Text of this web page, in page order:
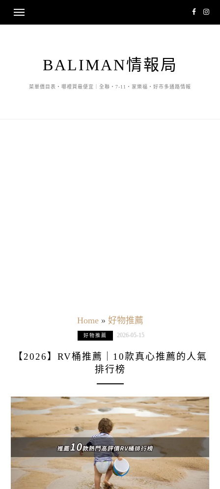
BALIMAN情報局
菜單價目表・哪裡買最便宜｜全聯・7-11・家樂福・好市多通路情報
Home» 好物推薦
好物推薦 2026-05-15
【2026】RV桶推薦｜10款真心推薦的人氣
排行榜